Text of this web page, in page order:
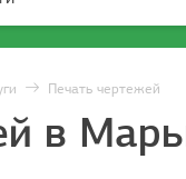
Печать чертежей
в